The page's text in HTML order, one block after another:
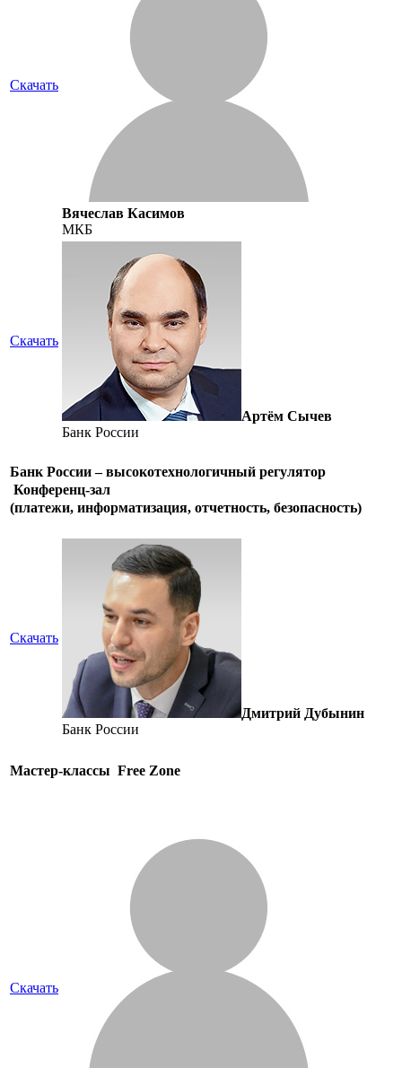
Скачать
Вячеслав Касимов
МКБ
Скачать
Артём Сычев
Банк России
Банк России – высокотехнологичный регулятор
Конференц-зал
(платежи, информатизация, отчетность, безопасность)
Скачать
Дмитрий Дубынин
Банк России
Мастер-классы Free Zone
Скачать